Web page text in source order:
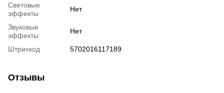
Световые
эффекты
Нет
Звуковые
эффекты
Нет
Штрихкод 5702016117189
Отзывы